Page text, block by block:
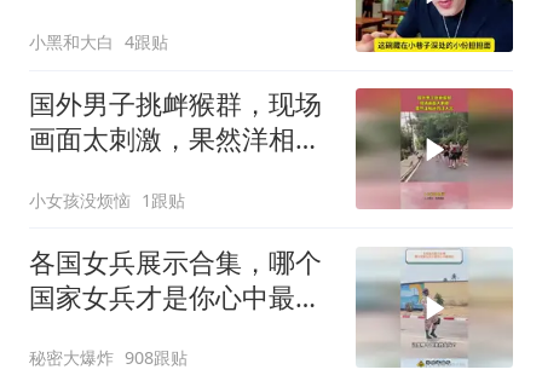
小黑和大白 4跟贴
国外男子挑衅猴群，现场
画面太刺激，果然洋相还
小女孩没烦恼 1跟贴
各国女兵展示合集，哪个
国家女兵才是你心中最飒
秘密大爆炸 908跟贴